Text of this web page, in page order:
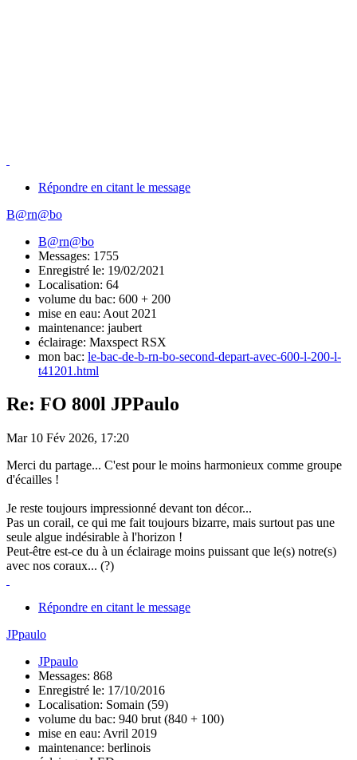
Répondre en citant le message
B@rn@bo
B@rn@bo
Messages: 1755
Enregistré le: 19/02/2021
Localisation: 64
volume du bac: 600 + 200
mise en eau: Aout 2021
maintenance: jaubert
éclairage: Maxspect RSX
mon bac: le-bac-de-b-rn-bo-second-depart-avec-600-l-200-l-
t41201.html
Re: FO 800l JPPaulo
Mar 10 Fév 2026, 17:20
Merci du partage... C'est pour le moins harmonieux comme groupe
d'écailles !
Je reste toujours impressionné devant ton décor...
Pas un corail, ce qui me fait toujours bizarre, mais surtout pas une
seule algue indésirable à l'horizon !
Peut-être est-ce du à un éclairage moins puissant que le(s) notre(s)
avec nos coraux... (?)
Répondre en citant le message
JPpaulo
JPpaulo
Messages: 868
Enregistré le: 17/10/2016
Localisation: Somain (59)
volume du bac: 940 brut (840 + 100)
mise en eau: Avril 2019
maintenance: berlinois